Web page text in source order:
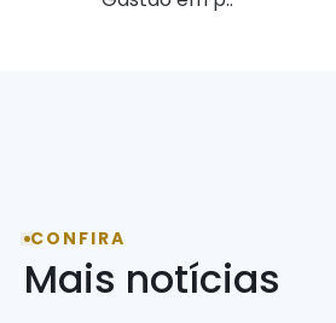
CONFIRA
Mais notícias